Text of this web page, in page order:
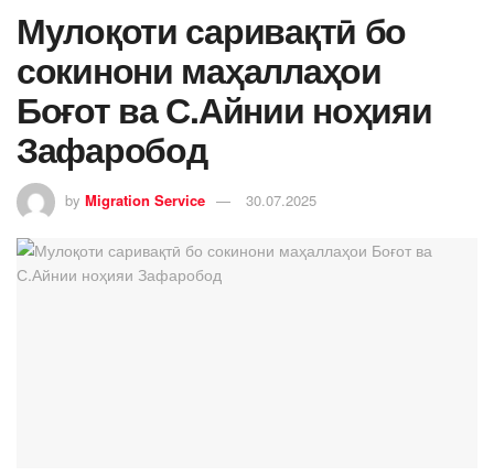
Мулоқоти саривақтӣ бо
сокинони маҳаллаҳои
Боғот ва С.Айнии ноҳияи
Зафаробод
by Migration Service 30.07.2025